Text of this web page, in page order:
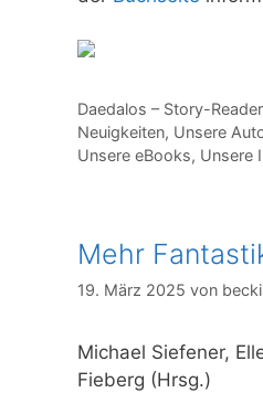
Kategorien
Daedalos – Story-
Neuigkeiten, Unsere
Unsere eBooks, Unsere
Mehr
19. März 2025 von
Michael Siefener,
Fieberg (Hrsg.)